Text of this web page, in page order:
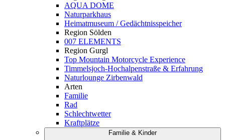
AQUA DOME
Naturparkhaus
Heimatmuseum / Gedächtnisspeicher
Region Sölden
007 ELEMENTS
Region Gurgl
Top Mountain Motorcycle Experience
Timmelsjoch-Hochalpenstraße & Erfahrung
Naturlounge Zirbenwald
Arten
Familie
Rad
Schlechtwetter
Kraftplätze
Familie & Kinder